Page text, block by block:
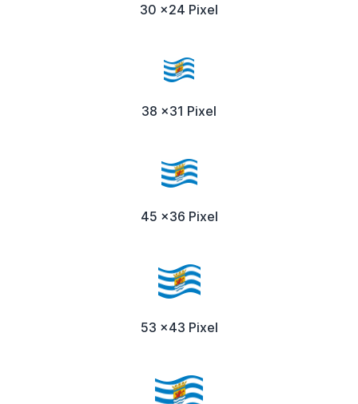
30 x24 Pixel
38 x31 Pixel
45 x36 Pixel
53 x43 Pixel